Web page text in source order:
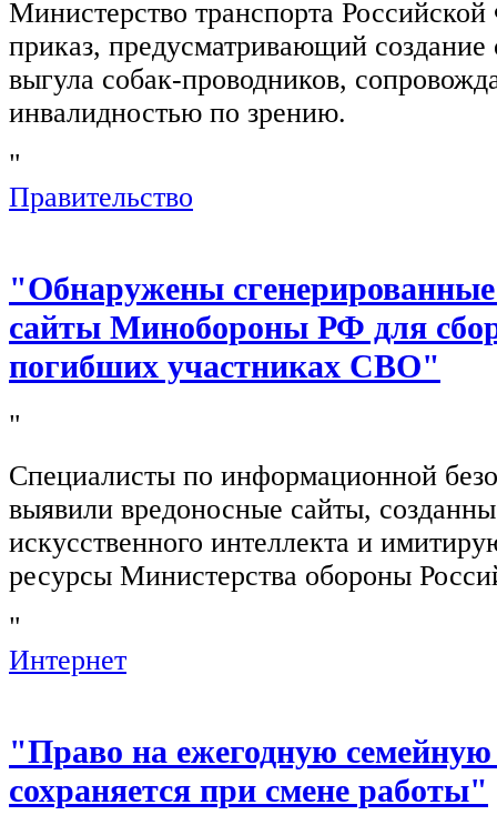
Министерство транспорта
приказ, предусматривающий создание
выгула собак-проводников,
инвалидностью по зрению.
"
Правительство
"Обнаружены
сайты Минобороны РФ для
погибших участниках СВО"
"
Специалисты по информационной
выявили вредоносные сайты,
искусственного интеллекта и
ресурсы Министерства обороны
"
Интернет
"Право на ежегодную
сохраняется при смене работы"